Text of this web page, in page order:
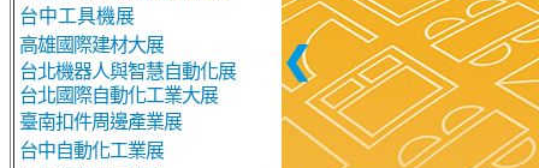
台中工具機展
高雄國際建材大展
台北機器人與智慧自動化展
台北國際自動化工業大展
臺南扣件周邊產業展
台中自動化工業展
❮